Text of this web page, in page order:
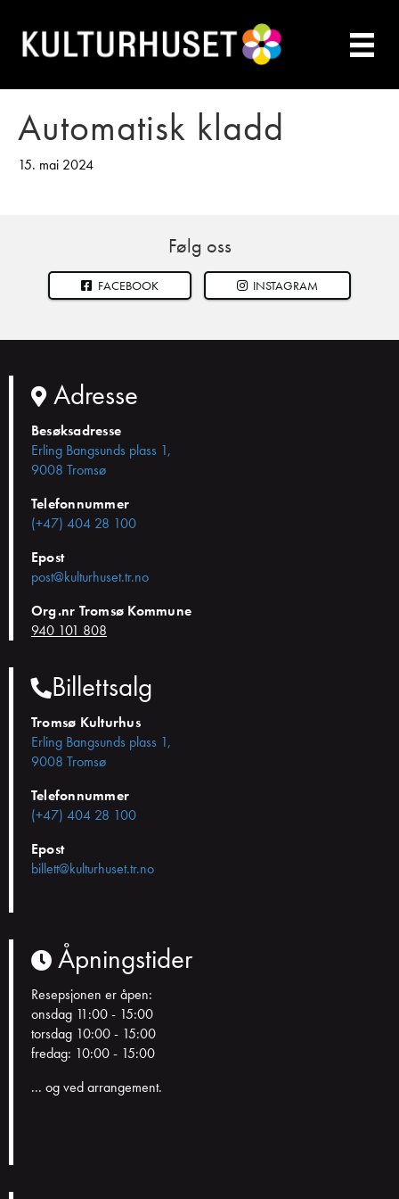
Automatisk kladd
15. mai 2024
Følg oss
FACEBOOK INSTAGRAM
Adresse
Besøksadresse
Erling Bangsunds plass 1,
9008 Tromsø
Telefonnummer
(+47) 404 28 100
Epost
post@kulturhuset.tr.no
Org.nr Tromsø Kommune
940 101 808
Billettsalg
Tromsø Kulturhus
Erling Bangsunds plass 1,
9008 Tromsø
Telefonnummer
(+47) 404 28 100
Epost
billett@kulturhuset.tr.no
Åpningstider
Resepsjonen er åpen:
onsdag 11:00 - 15:00
torsdag 10:00 - 15:00
fredag: 10:00 - 15:00
... og ved arrangement.